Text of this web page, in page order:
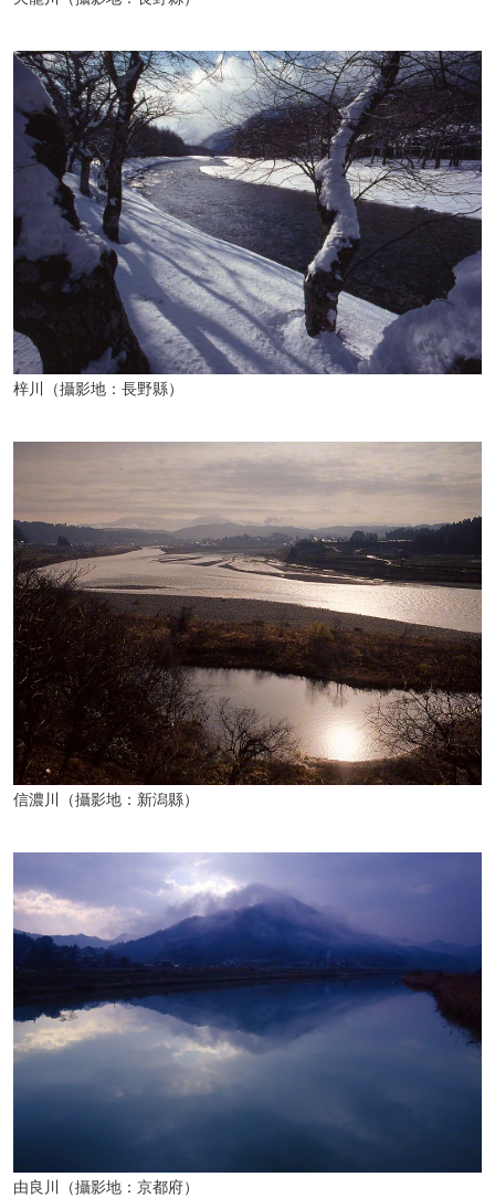
梓川（攝影地：長野縣）
信濃川（攝影地：新潟縣）
由良川（攝影地：京都府）